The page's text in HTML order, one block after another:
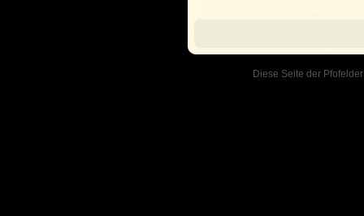
Diese Seite der